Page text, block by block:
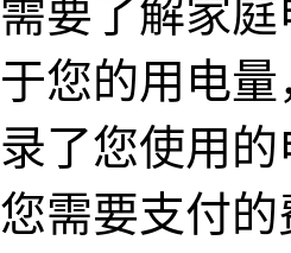
要了解家
您的用电
了您使用
需要支付